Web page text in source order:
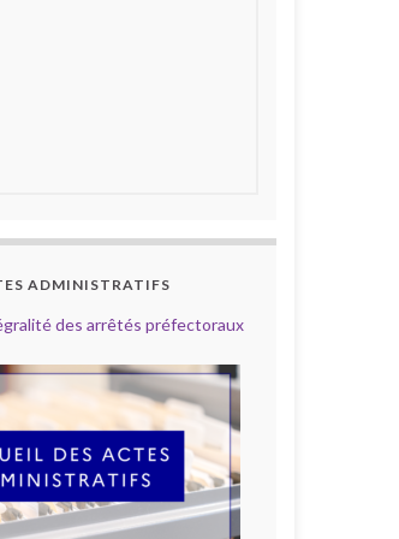
ADMINISTRATIFS
des arrêtés préfectoraux